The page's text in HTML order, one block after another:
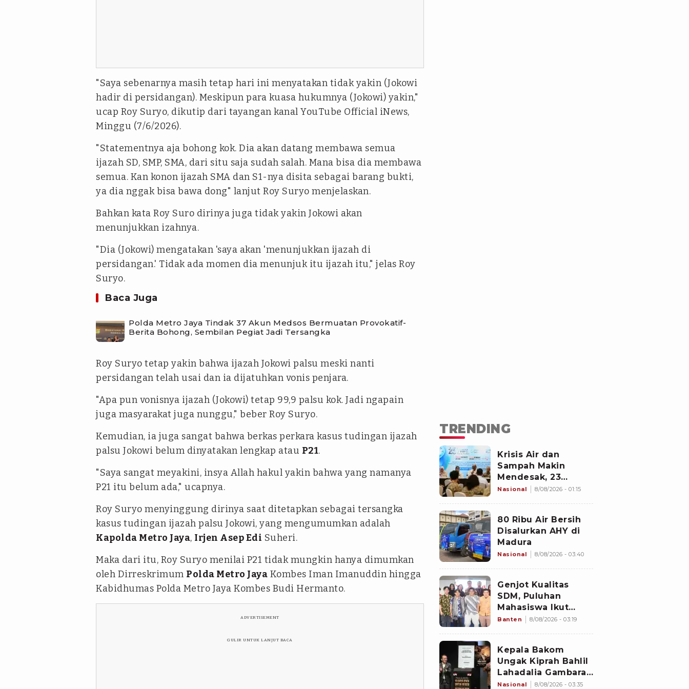
"Saya sebenarnya masih tetap hari ini menyatakan tidak yakin (Jokowi
hadir di persidangan). Meskipun para kuasa hukumnya (Jokowi) yakin,"
ucap Roy Suryo, dikutip dari tayangan kanal YouTube Official iNews,
Minggu (7/6/2026).
"Statementnya aja bohong kok. Dia akan datang membawa semua
ijazah SD, SMP, SMA, dari situ saja sudah salah. Mana bisa dia membawa
semua. Kan konon ijazah SMA dan S1-nya disita sebagai barang bukti,
ya dia nggak bisa bawa dong" lanjut Roy Suryo menjelaskan.
Bahkan kata Roy Suro dirinya juga tidak yakin Jokowi akan
menunjukkan izahnya.
"Dia (Jokowi) mengatakan 'saya akan 'menunjukkan ijazah di
persidangan.' Tidak ada momen dia menunjuk itu ijazah itu," jelas Roy
Suryo.
Baca Juga
Polda Metro Jaya Tindak 37 Akun Medsos Bermuatan Provokatif-
Berita Bohong, Sembilan Pegiat Jadi Tersangka
Roy Suryo tetap yakin bahwa ijazah Jokowi palsu meski nanti
persidangan telah usai dan ia dijatuhkan vonis penjara.
"Apa pun vonisnya ijazah (Jokowi) tetap 99,9 palsu kok. Jadi ngapain
juga masyarakat juga nunggu," beber Roy Suryo.
Kemudian, ia juga sangat bahwa berkas perkara kasus tudingan ijazah
palsu Jokowi belum dinyatakan lengkap atau P21.
"Saya sangat meyakini, insya Allah hakul yakin bahwa yang namanya
P21 itu belum ada," ucapnya.
Roy Suryo menyinggung dirinya saat ditetapkan sebagai tersangka
kasus tudingan ijazah palsu Jokowi, yang mengumumkan adalah
Kapolda Metro Jaya, Irjen Asep Edi Suheri.
Maka dari itu, Roy Suryo menilai P21 tidak mungkin hanya dimumkan
oleh Dirreskrimum Polda Metro Jaya Kombes Iman Imanuddin hingga
Kabidhumas Polda Metro Jaya Kombes Budi Hermanto.
ADVERTISEMENT
GULIR UNTUK LANJUT BACA
TRENDING
Krisis Air dan
Sampah Makin
Mendesak, 23
Negara Berkumpul
Nasional 8/08/2026 - 01:15
80 Ribu Air Bersih
Disalurkan AHY di
Madura
Nasional 8/08/2026 - 03:40
Genjot Kualitas
SDM, Puluhan
Mahasiswa Ikut
Program di
Banten 8/08/2026 - 03:19
Kepala Bakom
Ungak Kiprah Bahlil
Lahadalia Gambaran
'Indonesia Dream'
Nasional 8/08/2026 - 03:35